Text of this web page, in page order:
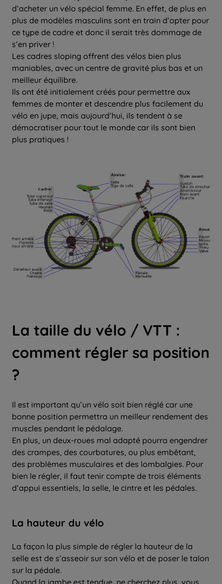
d’acheter un vélo spécial femme. En effet, de plus en
plus de modèles masculins sont en train d’opter pour
ce type de cadre et donc il serait très dommage de
s’en priver !
Les cadres sloping offrent des vélos bien plus
maniables, avec un centre de gravité plus bas et un
meilleur équilibre.
Ils ont été initialement créés pour permettre aux
femmes de monter et descendre plus facilement du
vélo en jupe, mais aujourd’hui, ils tendent à se
démocratiser pour tout le monde car ils sont bien
plus pratiques !
La taille du vélo / VTT :
comment régler sa position
?
Il est important qu’un vélo soit bien réglé car une
bonne position permettra un meilleur rendement des
muscles pendant le pédalage.
En plus, un deux-roues mal adapté pourra engendrer
des crampes, des courbatures, ou plus embêtant,
des problèmes musculaires et des lombalgies. Pour
bien le régler, il faut tenir compte de trois éléments
d’appui essentiels, la selle, le cintre et les pédales.
La hauteur du vélo
La façon la plus simple de régler la hauteur de la
selle est de s’asseoir sur son vélo et de poser le talon
sur la pédale.